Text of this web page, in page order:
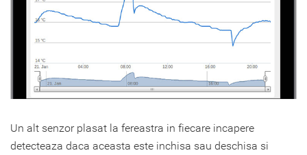
Un alt senzor plasat la fereastra in fiecare incapere
detecteaza daca aceasta este inchisa sau deschisa si